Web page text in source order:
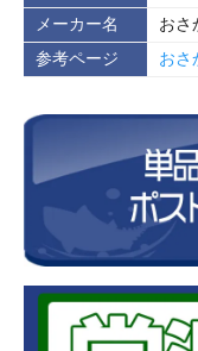
メーカー名
おさ
参考ページ
おさ